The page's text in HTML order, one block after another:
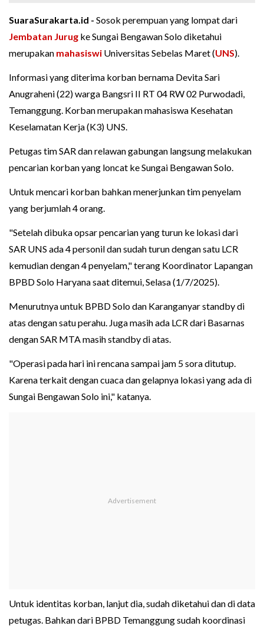
SuaraSurakarta.id - Sosok perempuan yang lompat dari
Jembatan Jurug ke Sungai Bengawan Solo diketahui
merupakan mahasiswi Universitas Sebelas Maret (UNS).
Informasi yang diterima korban bernama Devita Sari
Anugraheni (22) warga Bangsri II RT 04 RW 02 Purwodadi,
Temanggung. Korban merupakan mahasiswa Kesehatan
Keselamatan Kerja (K3) UNS.
Petugas tim SAR dan relawan gabungan langsung melakukan
pencarian korban yang loncat ke Sungai Bengawan Solo.
Untuk mencari korban bahkan menerjunkan tim penyelam
yang berjumlah 4 orang.
"Setelah dibuka opsar pencarian yang turun ke lokasi dari
SAR UNS ada 4 personil dan sudah turun dengan satu LCR
kemudian dengan 4 penyelam," terang Koordinator Lapangan
BPBD Solo Haryana saat ditemui, Selasa (1/7/2025).
Menurutnya untuk BPBD Solo dan Karanganyar standby di
atas dengan satu perahu. Juga masih ada LCR dari Basarnas
dengan SAR MTA masih standby di atas.
"Operasi pada hari ini rencana sampai jam 5 sora ditutup.
Karena terkait dengan cuaca dan gelapnya lokasi yang ada di
Sungai Bengawan Solo ini," katanya.
Untuk identitas korban, lanjut dia, sudah diketahui dan di data
petugas. Bahkan dari BPBD Temanggung sudah koordinasi